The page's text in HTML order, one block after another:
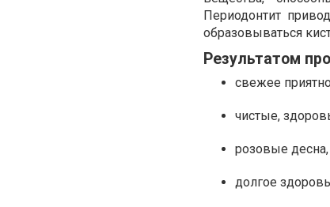
Периодонтит
образовываться
Результатом
свежее
чистые,
розовые
долгое